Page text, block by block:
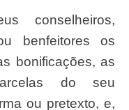
benfeitores os
bonificações, as
do seu
ou pretexto, e,